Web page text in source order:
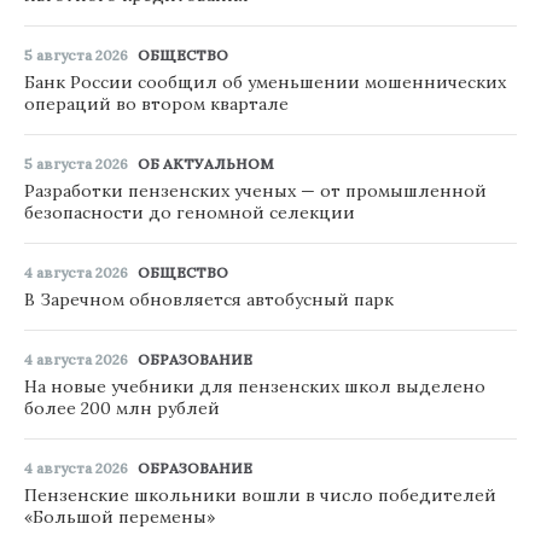
5 августа 2026 ОБЩЕСТВО
Банк России сообщил об уменьшении мошеннических
операций во втором квартале
5 августа 2026 ОБ АКТУАЛЬНОМ
Разработки пензенских ученых — от промышленной
безопасности до геномной селекции
4 августа 2026 ОБЩЕСТВО
В Заречном обновляется автобусный парк
4 августа 2026 ОБРАЗОВАНИЕ
На новые учебники для пензенских школ выделено
более 200 млн рублей
4 августа 2026 ОБРАЗОВАНИЕ
Пензенские школьники вошли в число победителей
«Большой перемены»